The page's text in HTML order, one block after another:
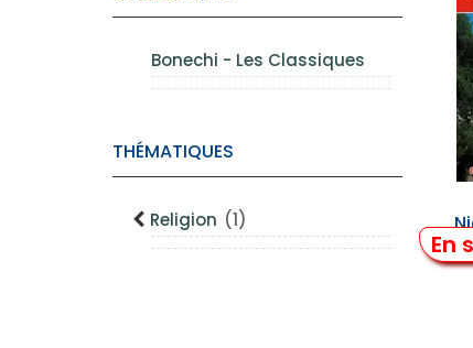
Bonechi - Les Classiques
THÉMATIQUES
Religion (1)
En